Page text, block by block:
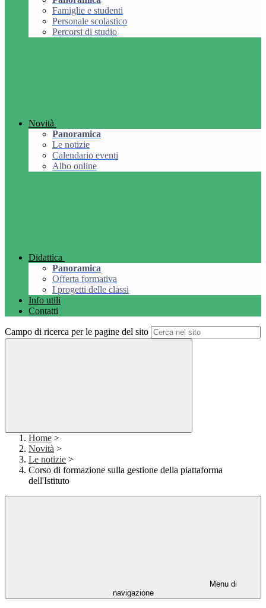
Famiglie e studenti
Personale scolastico
Percorsi di studio
Novità
Panoramica
Le notizie
Calendario eventi
Albo online
Didattica
Panoramica
Offerta formativa
I progetti delle classi
Info utili
Contatti
Campo di ricerca per le pagine del sito
Home >
Novità >
Le notizie >
Corso di formazione sulla gestione della piattaforma
dell'Istituto
Menu di
navigazione